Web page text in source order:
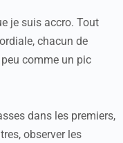
je suis accro. Tout
chacun de
peu comme un pic
dans les premiers,
observer les